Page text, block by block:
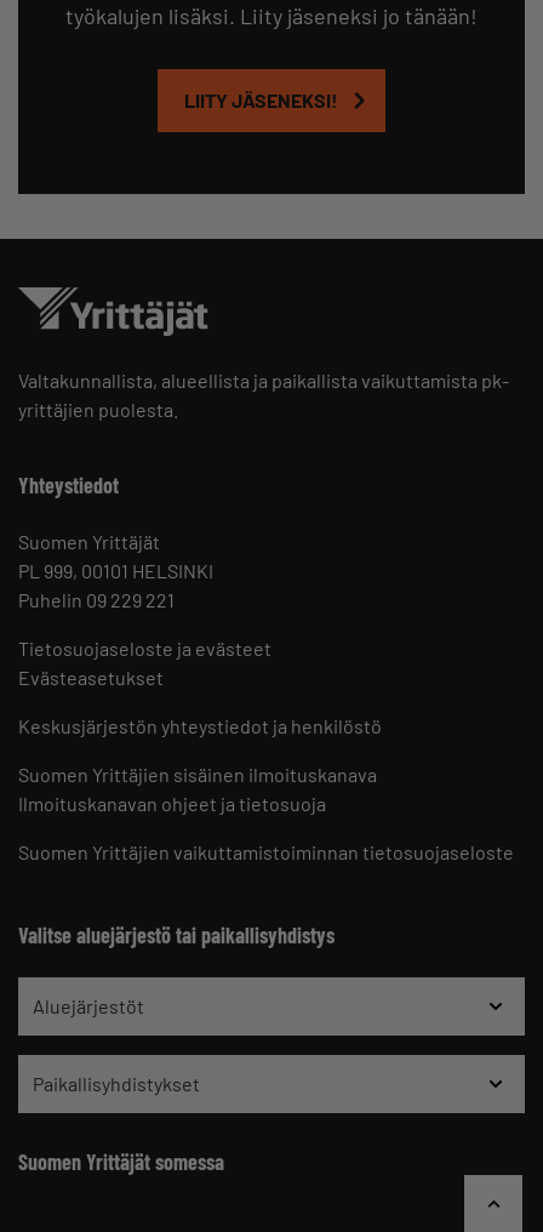
työkalujen lisäksi. Liity jäseneksi jo tänään!
LIITY JÄSENEKSI!
Valtakunnallista, alueellista ja paikallista vaikuttamista pk-
yrittäjien puolesta.
Yhteystiedot
Suomen Yrittäjät
PL 999, 00101 HELSINKI
Puhelin 09 229 221
Tietosuojaseloste ja evästeet
Evästeasetukset
Keskusjärjestön yhteystiedot ja henkilöstö
Suomen Yrittäjien sisäinen ilmoituskanava
Ilmoituskanavan ohjeet ja tietosuoja
Suomen Yrittäjien vaikuttamistoiminnan tietosuojaseloste
Valitse aluejärjestö tai paikallisyhdistys
Aluejärjestöt
Paikallisyhdistykset
Suomen Yrittäjät somessa